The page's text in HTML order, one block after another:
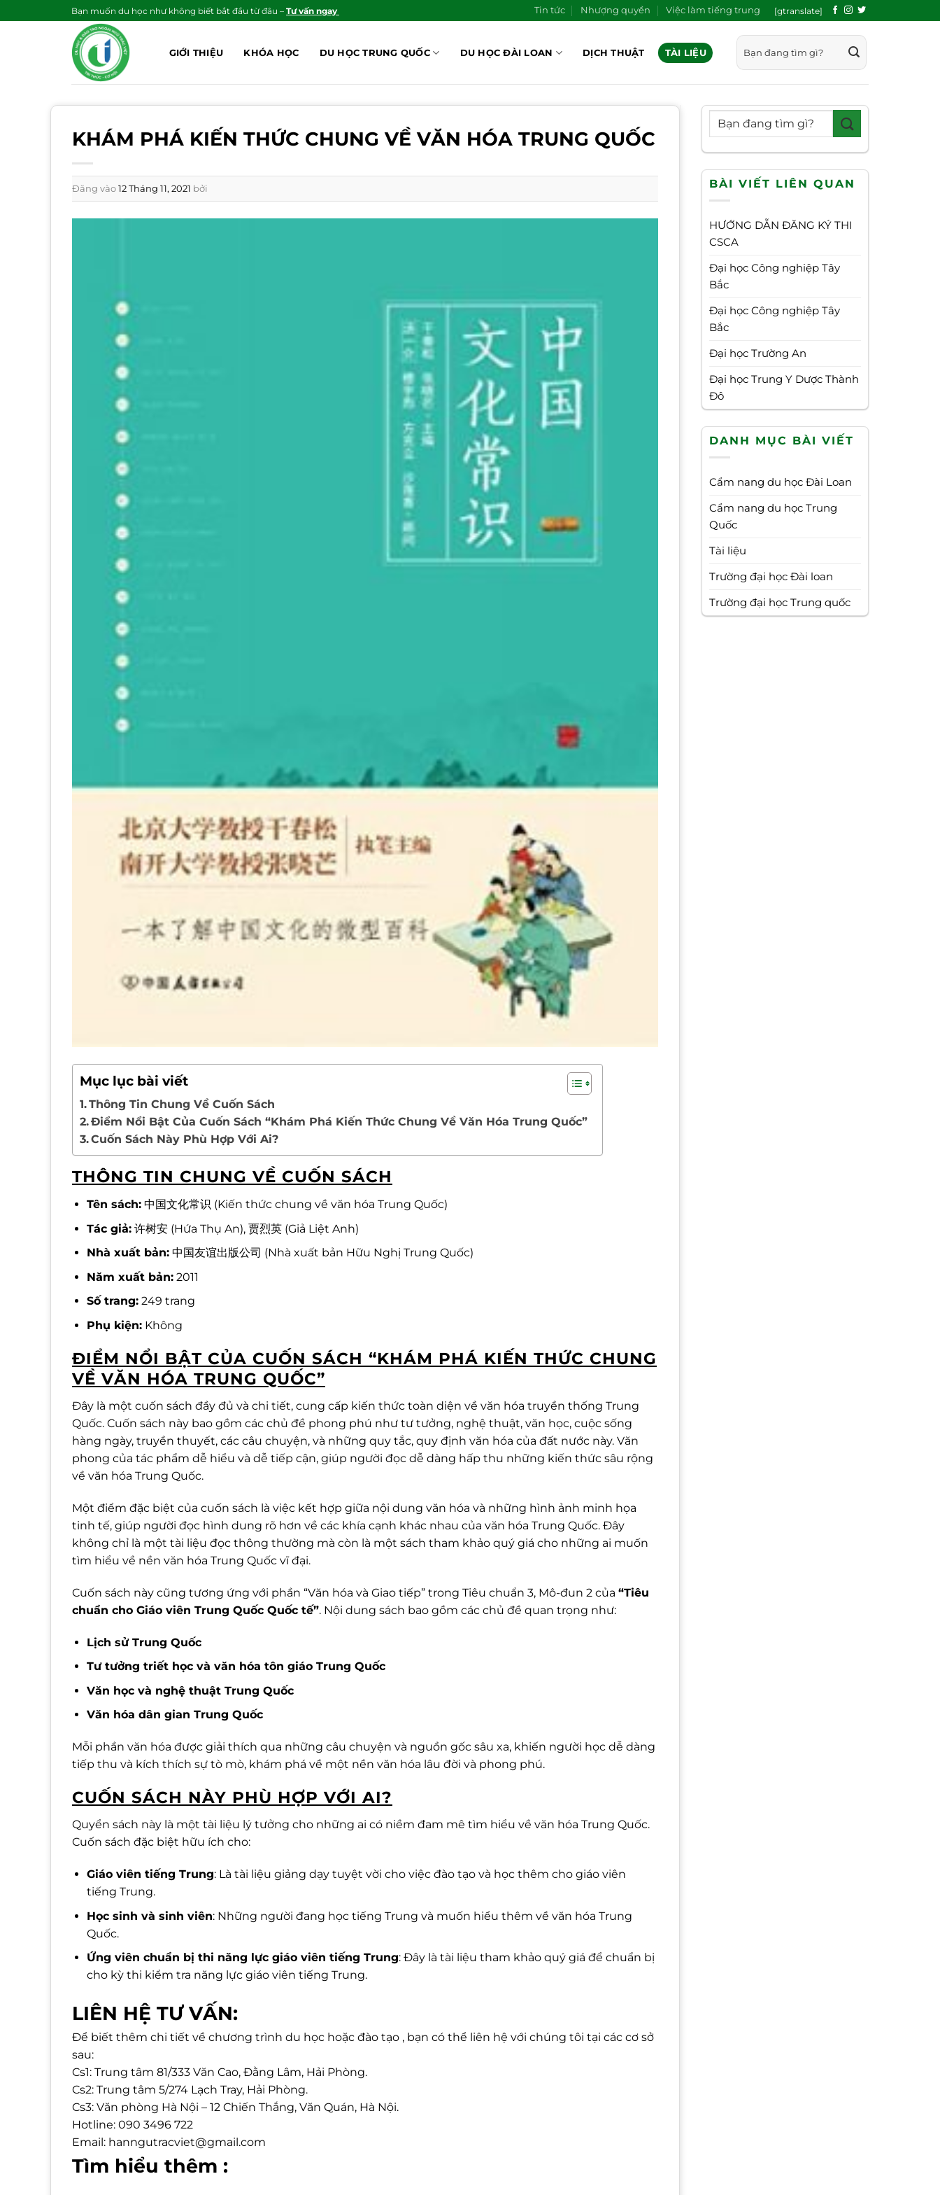
qua
Bạn muốn du học như không biết bắt đầu từ đâu – Tư vấn ngay Tin tức Nhượng quyền Việc làm tiếng trung [gtranslate]
GIỚI THIỆU KHÓA HỌC DU HỌC TRUNG QUỐC DU HỌC ĐÀI LOAN DỊCH THUẬT TÀI LIỆU
KHÁM PHÁ KIẾN THỨC CHUNG VỀ VĂN HÓA TRUNG QUỐC
Đăng vào12 Tháng 11, 2021 bởi
Mục lục bài viết
Thông Tin Chung Về Cuốn Sách
Điểm Nổi Bật Của Cuốn Sách “Khám Phá Kiến Thức Chung Về Văn Hóa Trung Quốc”
Cuốn Sách Này Phù Hợp Với Ai?
THÔNG TIN CHUNG VỀ CUỐN SÁCH
Tên sách:中国文化常识 (Kiến thức chung về văn hóa Trung Quốc)
Tác giả:许树安 (Hứa Thụ An), 贾烈英 (Giả Liệt Anh)
Nhà xuất bản:中国友谊出版公司 (Nhà xuất bản Hữu Nghị Trung Quốc)
Năm xuất bản:2011
Số trang:249 trang
Phụ kiện:Không
ĐIỂM NỔI BẬT CỦA CUỐN SÁCH “KHÁM PHÁ KIẾN THỨC CHUNG
VỀ VĂN HÓA TRUNG QUỐC”
Đây là một cuốn sách đầy đủ và chi tiết, cung cấp kiến thức toàn diện về văn hóa truyền thống Trung
Quốc. Cuốn sách này bao gồm các chủ đề phong phú như tư tưởng, nghệ thuật, văn học, cuộc sống
hàng ngày, truyền thuyết, các câu chuyện, và những quy tắc, quy định văn hóa của đất nước này. Văn
phong của tác phẩm dễ hiểu và dễ tiếp cận, giúp người đọc dễ dàng hấp thu những kiến thức sâu rộng
về văn hóa Trung Quốc.
Một điểm đặc biệt của cuốn sách là việc kết hợp giữa nội dung văn hóa và những hình ảnh minh họa
tinh tế, giúp người đọc hình dung rõ hơn về các khía cạnh khác nhau của văn hóa Trung Quốc. Đây
không chỉ là một tài liệu đọc thông thường mà còn là một sách tham khảo quý giá cho những ai muốn
tìm hiểu về nền văn hóa Trung Quốc vĩ đại.
Cuốn sách này cũng tương ứng với phần “Văn hóa và Giao tiếp” trong Tiêu chuẩn 3, Mô-đun 2 của “Tiêu
chuẩn cho Giáo viên Trung Quốc Quốc tế”. Nội dung sách bao gồm các chủ đề quan trọng như:
Lịch sử Trung Quốc
Tư tưởng triết học và văn hóa tôn giáo Trung Quốc
Văn học và nghệ thuật Trung Quốc
Văn hóa dân gian Trung Quốc
Mỗi phần văn hóa được giải thích qua những câu chuyện và nguồn gốc sâu xa, khiến người học dễ dàng
tiếp thu và kích thích sự tò mò, khám phá về một nền văn hóa lâu đời và phong phú.
CUỐN SÁCH NÀY PHÙ HỢP VỚI AI?
Quyển sách này là một tài liệu lý tưởng cho những ai có niềm đam mê tìm hiểu về văn hóa Trung Quốc.
Cuốn sách đặc biệt hữu ích cho:
Giáo viên tiếng Trung: Là tài liệu giảng dạy tuyệt vời cho việc đào tạo và học thêm cho giáo viên
tiếng Trung.
Học sinh và sinh viên: Những người đang học tiếng Trung và muốn hiểu thêm về văn hóa Trung
Quốc.
Ứng viên chuẩn bị thi năng lực giáo viên tiếng Trung: Đây là tài liệu tham khảo quý giá để chuẩn bị
cho kỳ thi kiểm tra năng lực giáo viên tiếng Trung.
LIÊN HỆ TƯ VẤN:
Để biết thêm chi tiết về chương trình du học hoặc đào tạo , bạn có thể liên hệ với chúng tôi tại các cơ sở
sau:
Cs1: Trung tâm 81/333 Văn Cao, Đằng Lâm, Hải Phòng.
Cs2: Trung tâm 5/274 Lạch Tray, Hải Phòng.
Cs3: Văn phòng Hà Nội – 12 Chiến Thắng, Văn Quán, Hà Nội.
Hotline: 090 3496 722
Email: hanngutracviet@gmail.com
Tìm hiểu thêm :
BÀI VIẾT LIÊN QUAN
HƯỚNG DẪN ĐĂNG KÝ THI
CSCA
Đại học Công nghiệp Tây
Bắc
Đại học Công nghiệp Tây
Bắc
Đại học Trường An
Đại học Trung Y Dược Thành
Đô
DANH MỤC BÀI VIẾT
Cẩm nang du học Đài Loan
Cẩm nang du học Trung
Quốc
Tài liệu
Trường đại học Đài loan
Trường đại học Trung quốc